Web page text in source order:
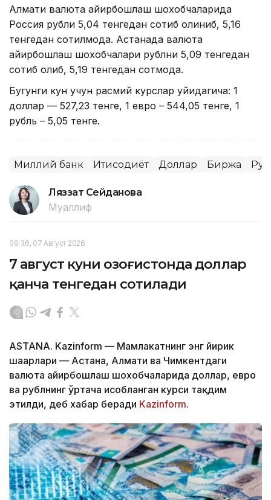
Алмати валюта айирбошлаш шохобчаларида
Россия рубли 5,04 тенгедан сотиб олиниб, 5,16
тенгедан сотилмоқда. Астанада валюта
айирбошлаш шохобчалари рублни 5,09 тенгедан
сотиб олиб, 5,19 тенгедан сотмоқда.
Бугунги кун учун расмий курслар қуйидагича: 1
доллар — 527,23 тенге, 1 евро – 544,05 тенге, 1
рубль – 5,05 тенге.
Миллий банк Иқтисодиёт Доллар Биржа
Ляззат Сейданова
Муаллиф
09:36, 07 Август 2026
7 август куни Қозоғистонда доллар
қанча тенгедан сотилади
ASTANA. Kazinform — Мамлакатнинг энг йирик
шаҳарлари — Астана, Алмати ва Чимкентдаги
валюта айирбошлаш шохобчаларида доллар, евро
ва рублнинг ўртача ҳисобланган курси тақдим
этилди, деб хабар беради Kazinform.